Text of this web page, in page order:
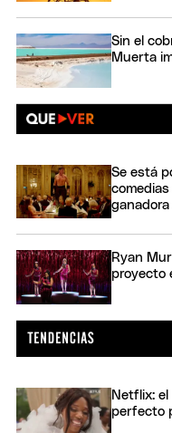
Sin el
Muerta
Se está
ganadora
Ryan
proyecto
Netflix:
perfecto